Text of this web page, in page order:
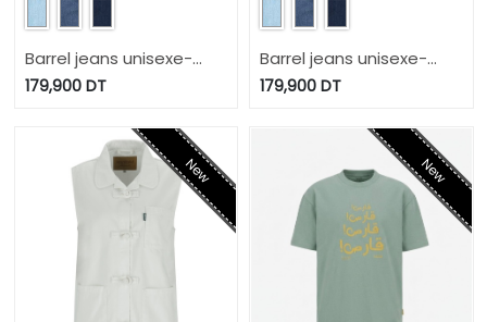
Barrel jeans unisexe-
BIBOO
179,900DT
Barrel jeans unisexe-
BIBOO
179,900 DT
New New